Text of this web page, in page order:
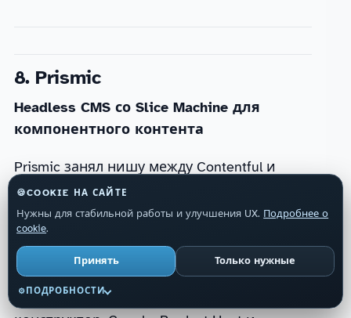
8. Prismic
Headless CMS со Slice Machine для
компонентного контента
Prismic занял нишу между Contentful и
Webflow: headless API для разработчиков,
но с визуальным Slice Machine для
маркетологов. Slice — это
переиспользуемый блок страницы (герой,
CTA, список фичей), который маркетолог
собирает из готовых компонентов как
🍪COOKIE НА САЙТЕ
Нужны для стабильной работы и улучшения UX. Подробнее о
cookie.
Принять Только нужные
⚙ ПОДРОБНОСТИ